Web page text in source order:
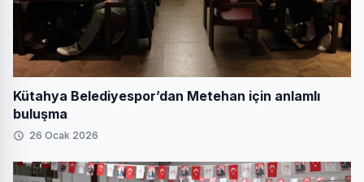
Kütahya Belediyespor’dan Metehan için anlamlı
buluşma
26 Ocak 2026